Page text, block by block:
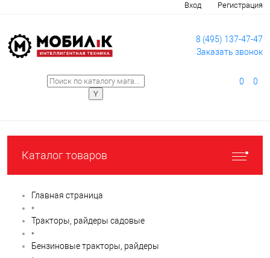
Вход Регистрация
8 (495) 137-47-47
Заказать звонок
0 0
Каталог товаров
Главная страница
•
Тракторы, райдеры садовые
•
Бензиновые тракторы, райдеры